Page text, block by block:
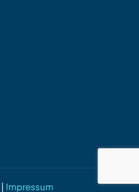
| Impressum